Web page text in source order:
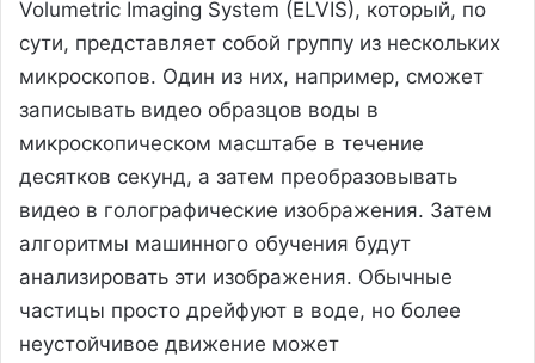
Volumetric Imaging System (ELVIS), который, по
сути, представляет собой группу из нескольких
микроскопов. Один из них, например, сможет
записывать видео образцов воды в
микроскопическом масштабе в течение
десятков секунд, а затем преобразовывать
видео в голографические изображения. Затем
алгоритмы машинного обучения будут
анализировать эти изображения. Обычные
частицы просто дрейфуют в воде, но более
неустойчивое движение может